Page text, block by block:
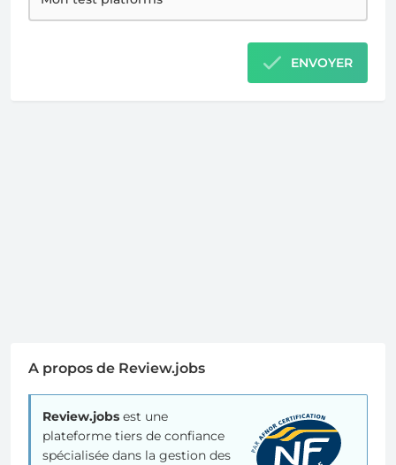
ENVOYER
A propos de Review.jobs
Review.jobs est une
plateforme tiers de confiance
spécialisée dans la gestion des